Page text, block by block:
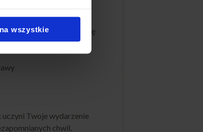
wszystkie
i wybrać interesujący Cię
uczyni Twoje wydarzenie
chwil.